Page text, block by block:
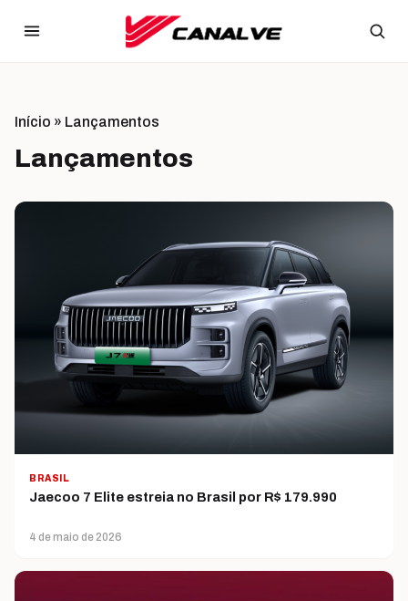
Início » Lançamentos
Lançamentos
BRASIL
Jaecoo 7 Elite estreia no Brasil por R$ 179.990
4 de maio de 2026